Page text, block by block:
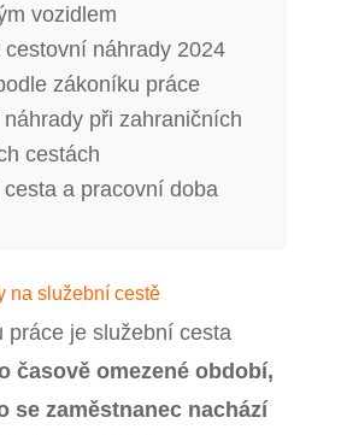
vozidlem
cestovní náhrady 2024
zákoníku práce
při zahraničních
cestách
a pracovní doba
na služební cestě
práce je služební cesta
časově omezené období,
se zaměstnanec nachází